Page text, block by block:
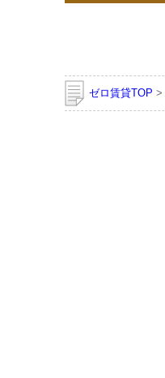
ゼロ賃貸TOP >